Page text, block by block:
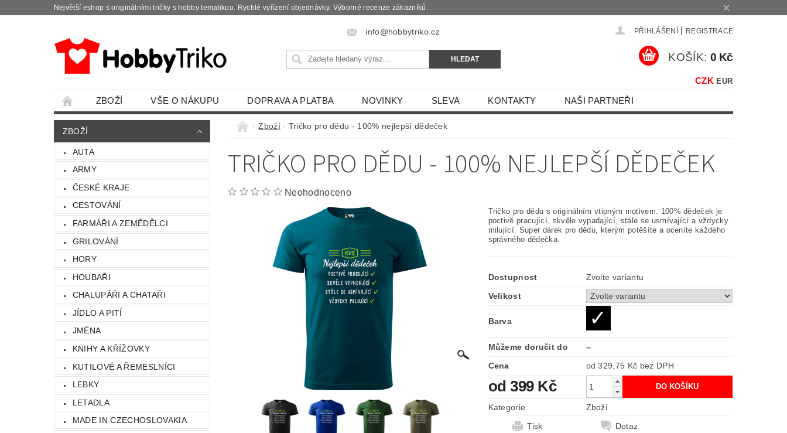
Největší eshop s originálními tričky s hobby tematikou. Rychlé vyřízení objednávky. Výborné recenze zákazníků.
info@hobbytriko.cz PŘIHLÁŠENÍ REGISTRACE
CZK EUR
KOŠÍK: 0 Kč
ZBOŽÍ VŠE O NÁKUPU DOPRAVA A PLATBA NOVINKY SLEVA KONTAKTY NAŠI PARTNEŘI
ZBOŽÍ
AUTA
ARMY
ČESKÉ KRAJE
CESTOVÁNÍ
FARMÁŘI A ZEMĚDĚLCI
GRILOVÁNÍ
HORY
HOUBAŘI
CHALUPÁŘI A CHATAŘI
JÍDLO A PITÍ
JMÉNA
KNIHY A KŘÍŽOVKY
KUTILOVÉ A ŘEMESLNÍCI
LEBKY
LETADLA
MADE IN CZECHOSLOVAKIA
Zboží Tričko pro dědu - 100% nejlepší dědeček
TRIČKO PRO DĚDU - 100% NEJLEPŠÍ DĚDEČEK
Neohodnoceno
Tričko pro dědu s originálním vtipným motivem. 100% dědeček je
poctivě pracující, skvěle vypadající, stále se usmívající a vždycky
milující. Super dárek pro dědu, kterým potěšíte a oceníte každého
správného dědečka.
Dostupnost
Zvolte variantu
Velikost
Barva
Můžeme doručit do
–
Cena
od 329,75 Kč bez DPH
od 399 Kč
Kategorie
Zboží
Tisk
Dotaz